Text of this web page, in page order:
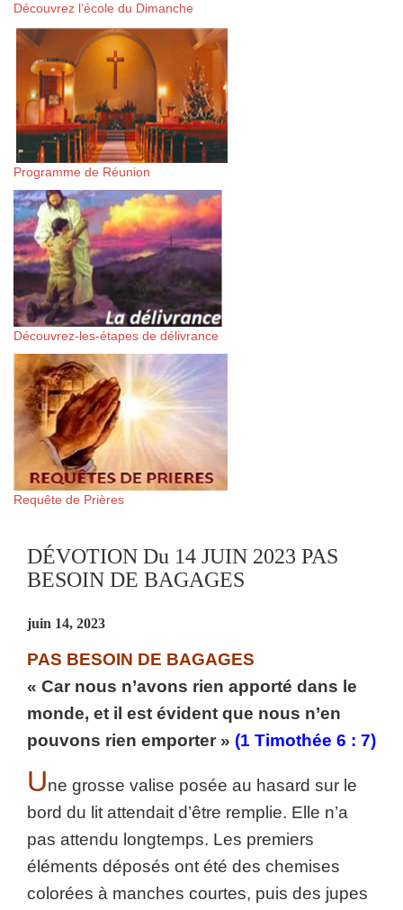
Découvrez l’école du Dimanche
Programme de Réunion
Découvrez-les-étapes de délivrance
Requête de Prières
DÉVOTION Du 14 JUIN 2023 PAS
BESOIN DE BAGAGES
juin 14, 2023
PAS BESOIN DE BAGAGES
« Car nous n’avons rien apporté dans le
monde, et il est évident que nous n’en
pouvons rien emporter » (1 Timothée 6 : 7)
Une grosse valise posée au hasard sur le
bord du lit attendait d’être remplie. Elle n’a
pas attendu longtemps. Les premiers
éléments déposés ont été des chemises
colorées à manches courtes, puis des jupes